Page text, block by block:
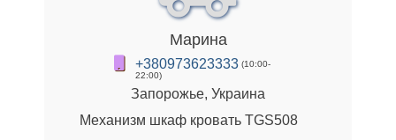
Марина
+380973623333 (10:00-
22:00)
Запорожье, Украина
Механизм шкаф кровать TGS508